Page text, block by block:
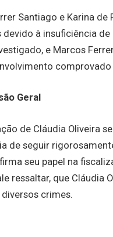
Santiago e Karina
devido à insuficiência
e Marcos
Geral
de Cláudia Oliveira
de seguir
seu papel na
ressaltar, que Cláudia
crimes.